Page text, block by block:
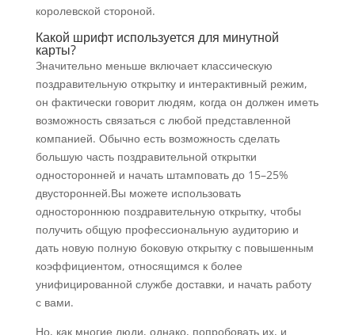
королевской стороной.
Какой шрифт используется для минутной
карты?
Значительно меньше включает классическую
поздравительную открытку и интерактивный режим,
он фактически говорит людям, когда он должен иметь
возможность связаться с любой представленной
компанией. Обычно есть возможность сделать
большую часть поздравительной открытки
односторонней и начать штамповать до 15–25%
двусторонней.Вы можете использовать
одностороннюю поздравительную открытку, чтобы
получить общую профессиональную аудиторию и
дать новую полную боковую открытку с повышенным
коэффициентом, относящимся к более
унифицированной службе доставки, и начать работу
с вами.
Но, как многие люди, однако, попробовать их, и